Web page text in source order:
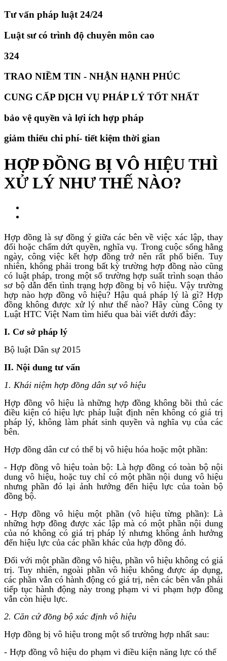
Tư vấn pháp luật 24/24
Luật sư có trình độ chuyên môn cao
324
TRAO NIỀM TIN - NHẬN HẠNH PHÚC
CUNG CẤP DỊCH VỤ PHÁP LÝ TỐT NHẤT
bảo vệ quyền và lợi ích hợp pháp
giảm thiếu chi phí- tiết kiệm thời gian
HỢP ĐỒNG BỊ VÔ HIỆU THÌ
XỬ LÝ NHƯ THẾ NÀO?
Hợp đồng là sự đồng ý giữa các bên về việc xác lập, thay
đổi hoặc chấm dứt quyền, nghĩa vụ. Trong cuộc sống hằng
ngày, công việc kết hợp đồng trở nên rất phổ biến. Tuy
nhiên, không phải trong bất kỳ trường hợp đồng nào cũng
có luật pháp, trong một số trường hợp suất trình soạn thảo
sơ bộ dẫn đến tình trạng hợp đồng bị vô hiệu. Vậy trường
hợp nào hợp đồng vô hiệu? Hậu quả pháp lý là gì? Hợp
đồng không được xử lý như thế nào? Hãy cùng Công ty
Luật HTC Việt Nam tìm hiểu qua bài viết dưới đây:
I. Cơ sở pháp lý
Bộ luật Dân sự 2015
II. Nội dung tư vấn
1. Khái niệm hợp đồng dân sự vô hiệu
Hợp đồng vô hiệu là những hợp đồng không bồi thủ các
điều kiện có hiệu lực pháp luật định nên không có giá trị
pháp lý, không làm phát sinh quyền và nghĩa vụ của các
bên.
Hợp đồng dân cư có thể bị vô hiệu hóa hoặc một phần:
- Hợp đồng vô hiệu toàn bộ: Là hợp đồng có toàn bộ nội
dung vô hiệu, hoặc tuy chỉ có một phần nội dung vô hiệu
nhưng phần đó lại ảnh hưởng đến hiệu lực của toàn bộ
đồng bộ.
- Hợp đồng vô hiệu một phần (vô hiệu từng phần): Là
những hợp đồng được xác lập mà có một phần nội dung
của nó không có giá trị pháp lý nhưng không ảnh hưởng
đến hiệu lực của các phần khác của hợp đồng đó.
Đối với một phần đồng vô hiệu, phần vô hiệu không có giá
trị. Tuy nhiên, ngoài phần vô hiệu không được áp dụng,
các phần vẫn có hành động có giá trị, nên các bên vẫn phải
tiếp tục hành động này trong phạm vi vi phạm hợp đồng
vẫn còn hiệu lực.
2. Căn cứ đồng bộ xác định vô hiệu
Hợp đồng bị vô hiệu trong một số trường hợp nhất sau:
- Hợp đồng vô hiệu do phạm vi điều kiện năng lực có thể